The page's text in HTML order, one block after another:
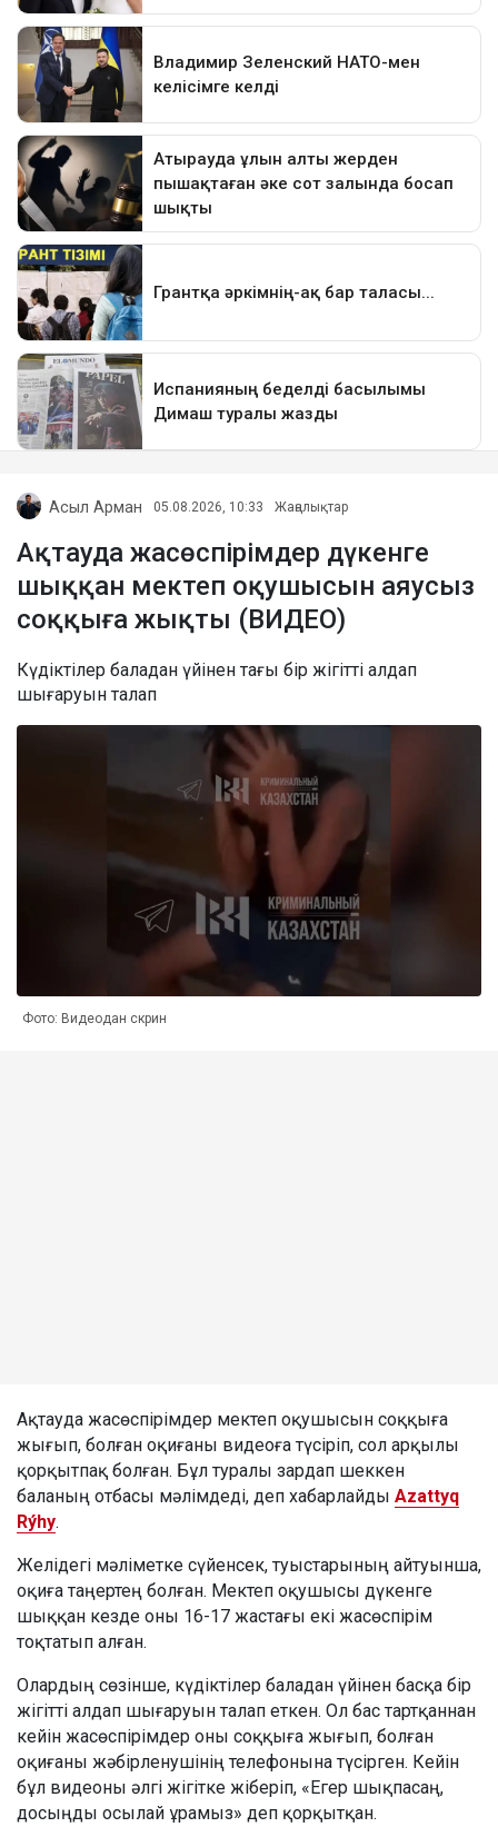
Асыл Арман 05.08.2026, 10:33 Жаңалықтар
Ақтауда жасөспірімдер дүкенге
шыққан мектеп оқушысын аяусыз
соққыға жықты (ВИДЕО)
Күдіктілер баладан үйінен тағы бір жігітті алдап
шығаруын талап
Фото: Видеодан скрин
Ақтауда жасөспірімдер мектеп оқушысын соққыға
жығып, болған оқиғаны видеоға түсіріп, сол арқылы
қорқытпақ болған. Бұл туралы зардап шеккен
баланың отбасы мәлімдеді, деп хабарлайды Azattyq
Rýhy.
Желідегі мәліметке сүйенсек, туыстарының айтуынша,
оқиға таңертең болған. Мектеп оқушысы дүкенге
шыққан кезде оны 16-17 жастағы екі жасөспірім
тоқтатып алған.
Олардың сөзінше, күдіктілер баладан үйінен басқа бір
жігітті алдап шығаруын талап еткен. Ол бас тартқаннан
кейін жасөспірімдер оны соққыға жығып, болған
оқиғаны жәбірленушінің телефонына түсірген. Кейін
бұл видеоны әлгі жігітке жіберіп, «Егер шықпасаң,
досыңды осылай ұрамыз» деп қорқытқан.